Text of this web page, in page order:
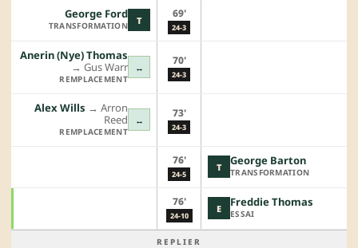
T
George Ford
TRANSFORMATION
69'
24-3
↔
Anerin (Nye) Thomas
→︎ Gus Warr
REMPLACEMENT
70'
24-3
↔
Alex Wills →︎ Arron
Reed
REMPLACEMENT
73'
24-3
76'
24-5
T George Barton
TRANSFORMATION
76'
24-10
E Freddie Thomas
ESSAI
REPLIER